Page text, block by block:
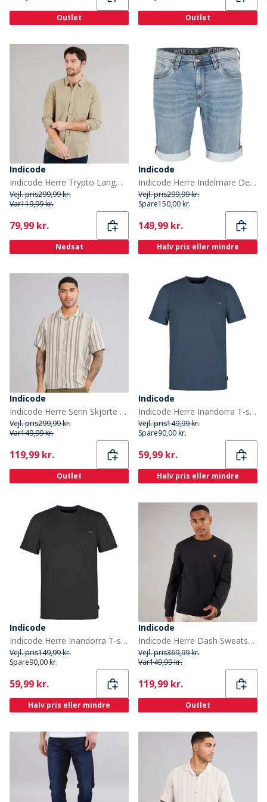
Outlet Outlet
Indicode
Indicode Herre Trypto Langærmet Skjorte Stone
Vejl. pris299,99 kr.
Var119,99 kr.
Current
79,99 kr.
Nedsat
Indicode
Indicode Herre Indelmare Denimshorts Blå
Vejl. pris299,99 kr.
Spare150,00 kr.
Current
149,99 kr.
Halv pris eller mindre
Indicode
Indicode Herre Serin Skjorte Kit
Vejl. pris299,99 kr.
Var149,99 kr.
Current
119,99 kr.
Outlet
Indicode
Indicode Herre Inandorra T-shirts Flade
Vejl. pris149,99 kr.
Spare90,00 kr.
Current
59,99 kr.
Halv pris eller mindre
Indicode
Indicode Herre Inandorra T-shirts Sort
Vejl. pris149,99 kr.
Spare90,00 kr.
Current
59,99 kr.
Halv pris eller mindre
Indicode
Indicode Herre Dash Sweatshirt Sort
Vejl. pris369,99 kr.
Var149,99 kr.
Current
119,99 kr.
Outlet